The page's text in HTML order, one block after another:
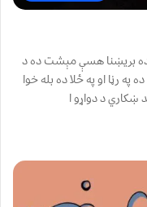
بریښنا هسې مېشت ده د
په رڼا او په ځلا ده بله خوا
د دواړو ا